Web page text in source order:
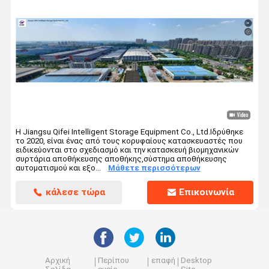
Εργατικό πάγκο βιομηχανικού γκαράζ
Φράχτης ασφαλείας από χάλυβα
Η Jiangsu Qifei Intelligent Storage Equipment Co., Ltd.Ιδρύθηκε
το 2020, είναι ένας από τους κορυφαίους κατασκευαστές που
ειδικεύονται στο σχεδιασμό και την κατασκευή βιομηχανικών
συρτάρια αποθήκευσης αποθήκης,σύστημα αποθήκευσης
αυτοματισμού και εξο...
Μάθετε περισσότερων
κάλεσε τώρα Επικοινωνία
Αρχική
Περίπου
επαφή
Desktop